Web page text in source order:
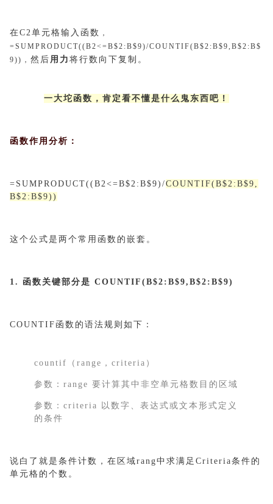
在C2单元格输入函数 ，
=SUMPRODUCT((B2<=B$2:B$9)/COUNTIF(B$2:B$9,B$2:B$
9))， 然后 用力 将行数向下复制。
一大坨函数，肯定看不懂是什么鬼东西吧！
函数作用分析：
=SUMPRODUCT((B2<=B$2:B$9)/COUNTIF(B$2:B$9,
B$2:B$9))
这个公式是两个常用函数的嵌套。
1. 函数关键部分是 COUNTIF(B$2:B$9,B$2:B$9)
COUNTIF函数的语法规则如下：
countif（range，criteria）
参数：range 要计算其中非空单元格数目的区域
参数：criteria 以数字、表达式或文本形式定义
的条件
说白了就是条件计数，在区域rang中求满足Criteria条件的
单元格的个数。